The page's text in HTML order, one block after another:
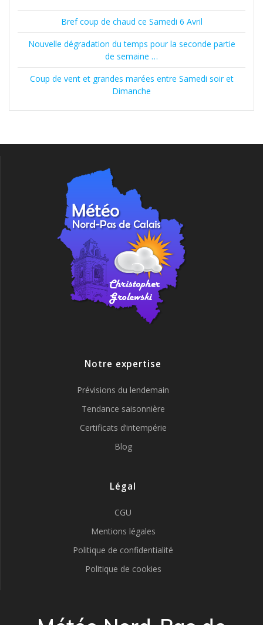
Bref coup de chaud ce Samedi 6 Avril
Nouvelle dégradation du temps pour la seconde partie
de semaine …
Coup de vent et grandes marées entre Samedi soir et
Dimanche
Notre expertise
Prévisions du lendemain
Tendance saisonnière
Certificats d’intempérie
Blog
Légal
CGU
Mentions légales
Politique de confidentialité
Politique de cookies